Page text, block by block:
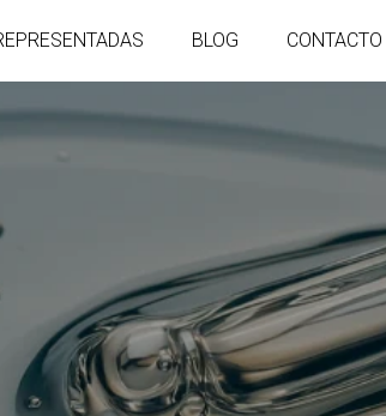
BLOG CONTACTO